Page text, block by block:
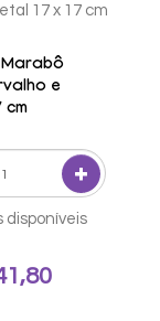
e
cm
disponíveis